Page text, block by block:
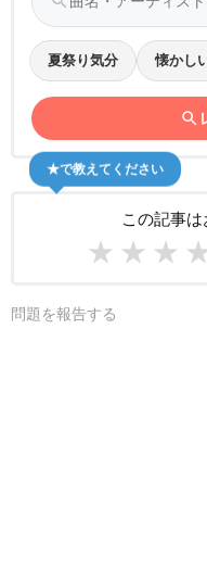
夏祭り気分 懐かし
search
この記事
★ ★ ★
★で教えてください
問題を報告する